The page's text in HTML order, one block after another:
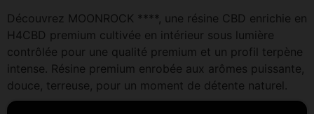
Découvrez MOONROCK ****, une résine CBD enrichie en
H4CBD premium cultivée en intérieur sous lumière
contrôlée pour une qualité premium et un profil terpène
intense. Résine premium enrobée aux arômes puissante,
douce, terreuse, pour un moment de détente naturel.